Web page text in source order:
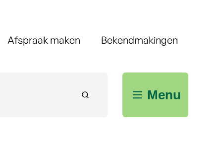
Afspraak maken Bekendmakingen
Zoeken Menu